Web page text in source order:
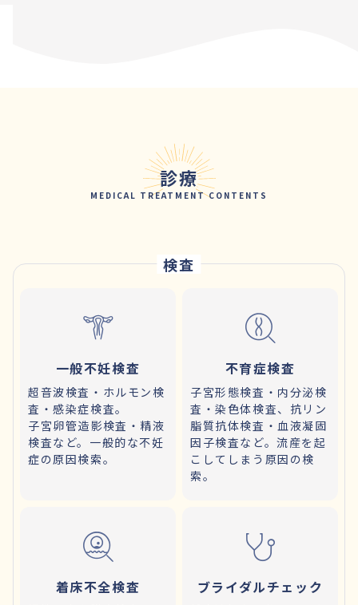
診療
MEDICAL TREATMENT CONTENTS
検査
一般不妊検査
超音波検査・ホルモン検
査・感染症検査。
子宮卵管造影検査・精液
検査など。一般的な不妊
症の原因検索。
不育症検査
子宮形態検査・内分泌検
査・染色体検査、抗リン
脂質抗体検査・血液凝固
因子検査など。流産を起
こしてしまう原因の検
索。
着床不全検査 ブライダルチェック